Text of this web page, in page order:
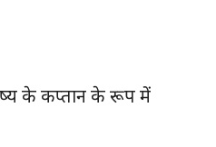
के कप्तान के रूप में